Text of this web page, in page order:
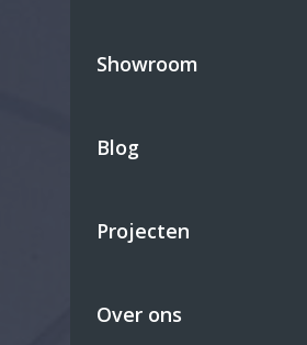
Showroom
Blog
Projecten
Over ons